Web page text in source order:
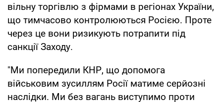
вільну торгівлю з фірмами в регіонах України,
що тимчасово контролюються Росією. Проте
через це вони ризикують потрапити під
санкції Заходу.
"Ми попередили КНР, що допомога
військовим зусиллям Росії матиме серйозні
наслідки. Ми без вагань виступимо проти